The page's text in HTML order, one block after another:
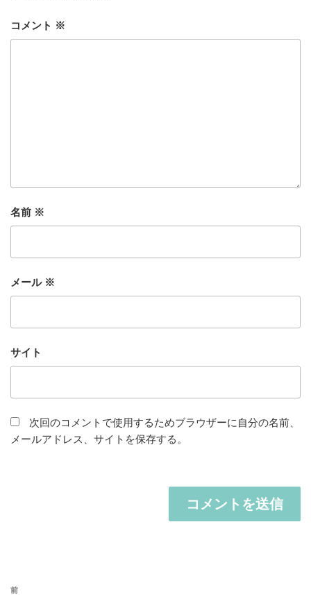
コメント ※
名前 ※
メール ※
サイト
次回のコメントで使用するためブラウザーに自分の名前、
メールアドレス、サイトを保存する。
投
前
前